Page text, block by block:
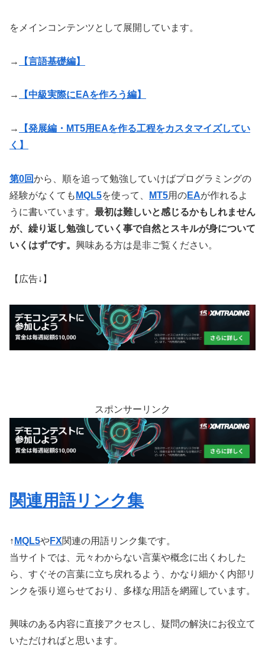
をメインコンテンツとして展開しています。
→ 【言語基礎編】
→ 【中級実際にEAを作ろう編】
→
【発展編・MT5用EAを作る工程をカスタマイズしてい
く】
第0回から、順を追って勉強していけばプログラミングの
経験がなくても MQL5を使って、 MT5用のEAが作れるよ
うに書いています。 最初は難しいと感じるかもしれません
が、繰り返し勉強していく事で自然とスキルが身について
いくはずです。 興味ある方は是非ご覧ください。
【広告↓】
スポンサーリンク
関連用語リンク集
↑ MQL5やFX関連の用語リンク集です。
当サイトでは、元々わからない言葉や概念に出くわした
ら、すぐその言葉に立ち戻れるよう、かなり細かく内部リ
ンクを張り巡らせており、多様な用語を網羅しています。
興味のある内容に直接アクセスし、疑問の解決にお役立て
いただければと思います。